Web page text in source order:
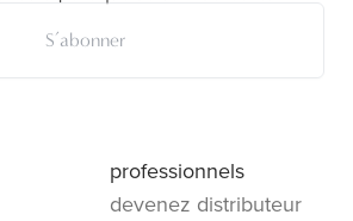
S’abonner
professionnels
devenez distributeur